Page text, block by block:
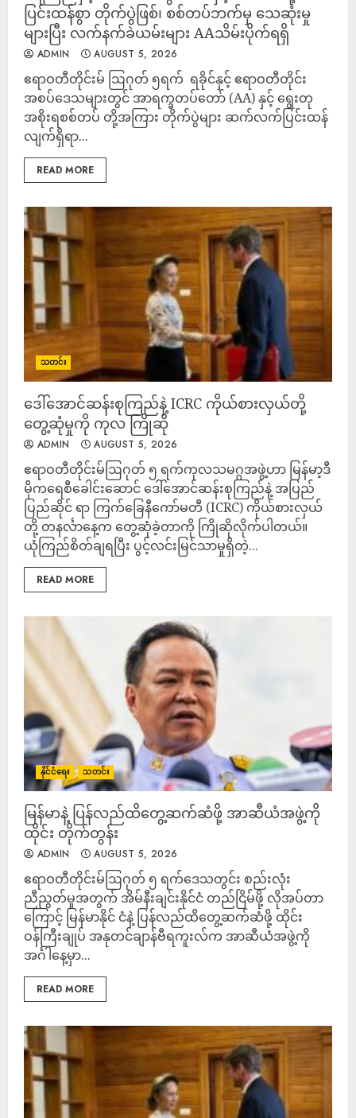
ပြင်းထန်စွာ တိုက်ပွဲဖြစ်၊ စစ်တပ်ဘက်မှ သေဆုံးမှု
များပြီး လက်နက်ခဲယမ်းများ AAသိမ်းပိုက်ရရှိ
ADMIN AUGUST 5, 2026
‎ဧရာဝတီတိုင်းမ် ‎ဩဂုတ် ၅ရက် ‎ ‎​ရခိုင်နှင့် ဧရာဝတီတိုင်း
အစပ်ဒေသများတွင် အာရက္ခတပ်တော် (AA) နှင့် ရွေးတု
အစိုးရစစ်တပ် တို့အကြား တိုက်ပွဲများ ဆက်လက်ပြင်းထန်
လျက်ရှိရာ...
READ MORE
သတင်း
ဒေါ်အောင်ဆန်းစုကြည်နဲ့ ICRC ကိုယ်စားလှယ်တို့
တွေ့ဆုံမှုကို ကုလ ကြိုဆို
ADMIN AUGUST 5, 2026
ဧရာဝတီတိုင်းမ်ဩဂုတ် ၅ ရက်ကုလသမဂ္ဂအဖွဲ့ဟာ မြန်မာ့ဒီ
မိုကရေစီခေါင်းဆောင် ဒေါ်အောင်ဆန်းစုကြည်နဲ့ အပြည်
ပြည်ဆိုင် ရာ ကြက်ခြေနီကော်မတီ (ICRC) ကိုယ်စားလှယ်
တို့ တနင်္လာနေ့က တွေ့ဆုံခဲ့တာကို ကြိုဆိုလိုက်ပါတယ်။
ယုံကြည်စိတ်ချရပြီး ပွင့်လင်းမြင်သာမှုရှိတဲ့...
READ MORE
နိုင်ငံရေး သတင်း
မြန်မာနဲ့ ပြန်လည်ထိတွေ့ဆက်ဆံဖို့ အာဆီယံအဖွဲ့ကို
ထိုင်း တိုက်တွန်း
ADMIN AUGUST 5, 2026
ဧရာဝတီတိုင်းမ်ဩဂုတ် ၅ ရက်ဒေသတွင်း စည်းလုံး
ညီညွတ်မှုအတွက် အိမ်နီးချင်းနိုင်ငံ တည်ငြိမ်ဖို့ လိုအပ်တာ
ကြောင့် မြန်မာနိုင် ငံနဲ့ ပြန်လည်ထိတွေ့ဆက်ဆံဖို့ ထိုင်း
ဝန်ကြီးချုပ် အနုတင်ချာန်ဗီရကူးလ်က အာဆီယံအဖွဲ့ကို
အင်္ဂါနေ့မှာ...
READ MORE